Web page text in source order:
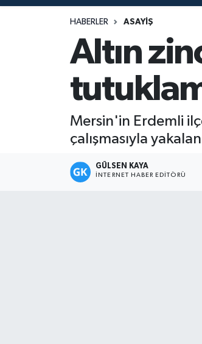
HABERLER ASAYIŞ
Altın
Mersin'in Erdemli
çalışmasıyla
GÜLSEN KAYA
İNTERNET HABER EDITÖRÜ
Magazin
Mersin Tarihi
Özel Haber
Politika
Resmi İlan